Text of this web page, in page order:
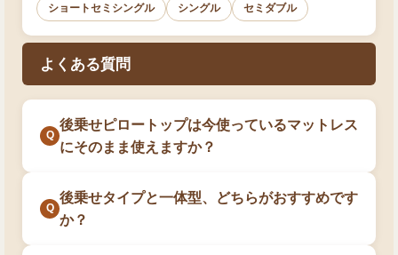
ショートセミシングル シングル セミダブル
よくある質問
後乗せピロートップは今使っているマットレス
にそのまま使えますか？
後乗せタイプと一体型、どちらがおすすめです
か？